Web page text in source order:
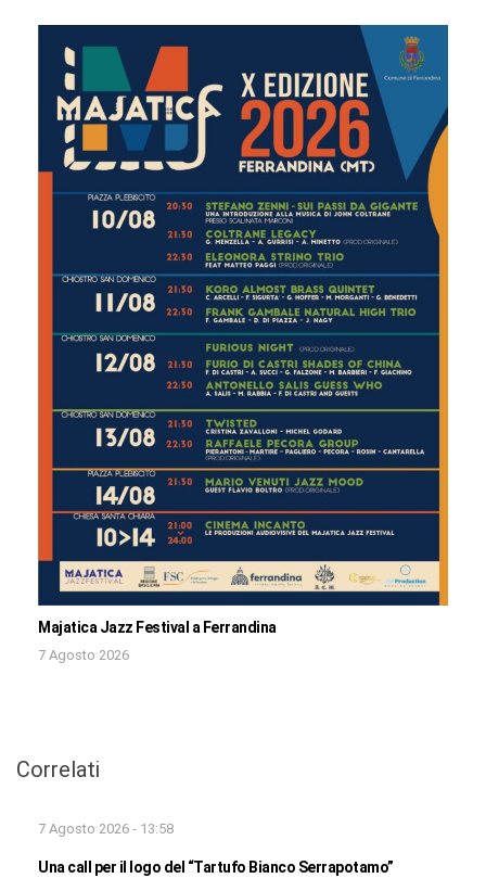
Majatica Jazz Festival a Ferrandina
7 Agosto 2026
Correlati
7 Agosto 2026 - 13:58
Una call per il logo del “Tartufo Bianco Serrapotamo”